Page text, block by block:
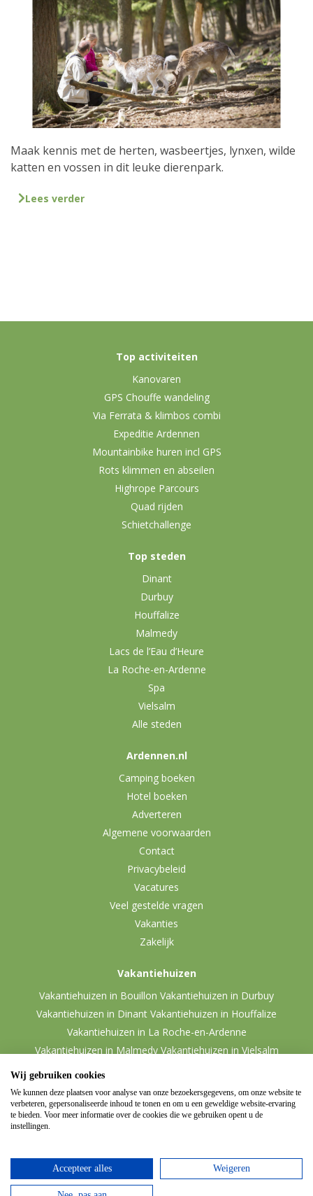
Maak kennis met de herten, wasbeertjes, lynxen, wilde
katten en vossen in dit leuke dierenpark.
Lees verder
Top activiteiten
Kanovaren
GPS Chouffe wandeling
Via Ferrata & klimbos combi
Expeditie Ardennen
Mountainbike huren incl GPS
Rots klimmen en abseilen
Highrope Parcours
Quad rijden
Schietchallenge
Top steden
Dinant
Durbuy
Houffalize
Malmedy
Lacs de l’Eau d’Heure
La Roche-en-Ardenne
Spa
Vielsalm
Alle steden
Ardennen.nl
Camping boeken
Hotel boeken
Adverteren
Algemene voorwaarden
Contact
Privacybeleid
Vacatures
Veel gestelde vragen
Vakanties
Zakelijk
Vakantiehuizen
Vakantiehuizen in Bouillon Vakantiehuizen in Durbuy
Vakantiehuizen in Dinant Vakantiehuizen in Houffalize
Vakantiehuizen in La Roche-en-Ardenne
Vakantiehuizen in Malmedy Vakantiehuizen in Vielsalm
© 2026 Ardennen.nl Website door
Wij gebruiken cookies
We kunnen deze plaatsen voor analyse van onze bezoekersgegevens, om onze website te
verbeteren, gepersonaliseerde inhoud te tonen en om u een geweldige website-ervaring
te bieden. Voor meer informatie over de cookies die we gebruiken opent u de
instellingen.
Accepteer alles Weigeren